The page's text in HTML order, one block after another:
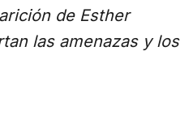
de Esther
las amenazas y los